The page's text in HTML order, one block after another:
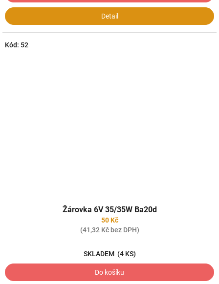
Detail
Žárovka 6V 35/35W Ba20d
50 Kč
(41,32 Kč bez DPH)
SKLADEM (4 KS)
Do košíku
Kód: 52